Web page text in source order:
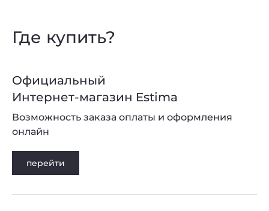
Где купить?
Официальный
Интернет-магазин Estima
перейти
Возможность заказа оплаты и оформления
онлайн